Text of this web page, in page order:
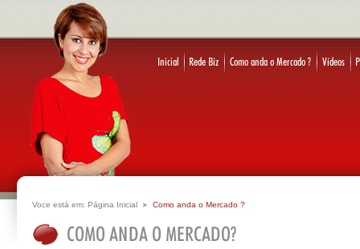
Voce está em: Página Inicial Como anda o Mercado ?